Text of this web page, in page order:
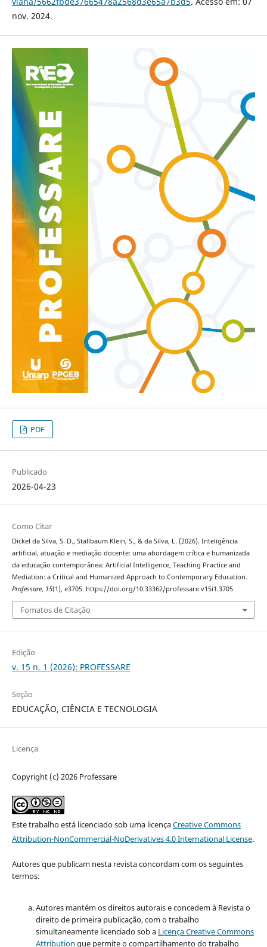
nov. 2024.
PDF
Publicado
2026-04-23
Como Citar
Dickel da Silva, S. D., Stallbaum Klein, S., & da Silva, L. (2026). Inteligência
artificial, atuação e mediação docente: uma abordagem crítica e humanizada
da educação contemporânea: Artificial Intelligence, Teaching Practice and
Mediation: a Critical and Humanized Approach to Contemporary Education.
Professare, 15(1), e3705. https://doi.org/10.33362/professare.v15i1.3705
Fomatos de Citação
Edição
v. 15 n. 1 (2026): PROFESSARE
Seção
EDUCAÇÃO, CIÊNCIA E TECNOLOGIA
Licença
Copyright (c) 2026 Professare
Este trabalho está licenciado sob uma licençaCreative Commons
Attribution-NonCommercial-NoDerivatives 4.0 International License.
Autores que publicam nesta revista concordam com os seguintes
termos:
Autores mantém os direitos autorais e concedem à Revista o
direito de primeira publicação, com o trabalho
simultaneamente licenciado sob a Licença Creative Commons
Attribution que permite o compartilhamento do trabalho